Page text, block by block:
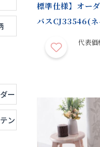
ー
ン
標準仕様】オー
バスCJ33546(ネ
代表価